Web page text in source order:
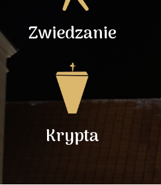
Zwiedzanie
Krypta